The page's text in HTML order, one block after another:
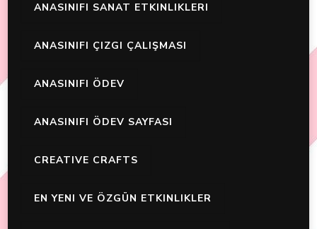
ANASINIFI SANAT ETKINLIKLERI
ANASINIFI ÇIZGI ÇALIŞMASI
ANASINIFI ÖDEV
ANASINIFI ÖDEV SAYFASI
CREATIVE CRAFTS
EN YENI VE ÖZGÜN ETKINLIKLER